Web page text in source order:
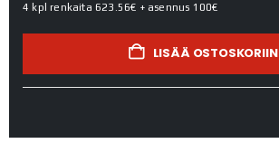
4 kpl renkaita 623.56€ + asennus 100€
LISÄÄ OSTOSKORIIN